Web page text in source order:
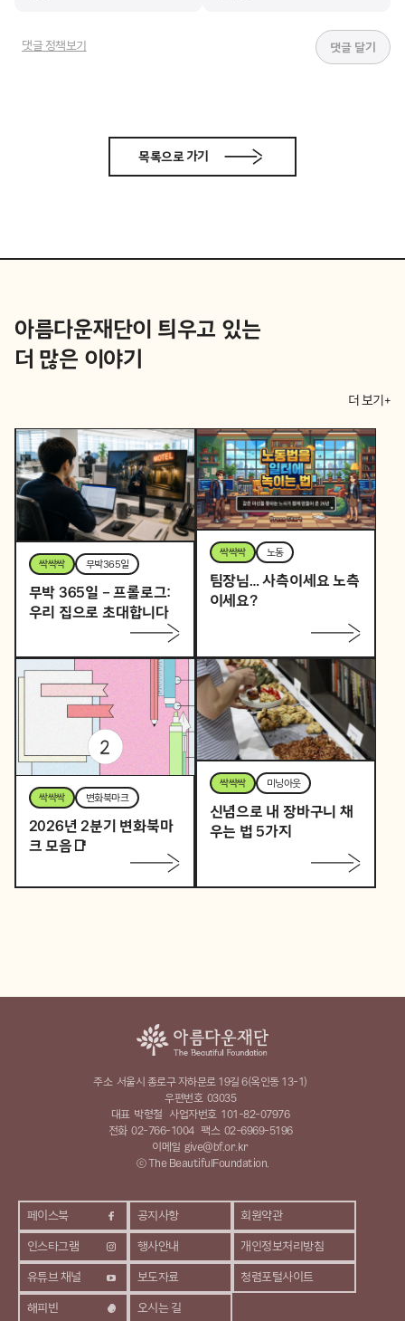
댓글 정책보기
목록으로 가기
아름다운재단이 틔우고 있는
더 많은 이야기
더 보기+
싹싹싹 무박365일
무박 365일 – 프롤로그:
우리 집으로 초대합니다
싹싹싹 노동
팀장님… 사측이세요 노측
이세요?
싹싹싹 변화북마크
2026년 2분기 변화북마
크 모음📑
싹싹싹 미닝아웃
신념으로 내 장바구니 채
우는 법 5가지
페이스북
인스타그램
유튜브 채널
해피빈
공지사항
행사안내
보도자료
오시는 길
회원약관
개인정보처리방침
청렴포털사이트
주소 서울시 종로구 자하문로 19길 6(옥인동 13-1)
우편번호 03035
대표 박형철 사업자번호 101-82-07976
전화 02-766-1004 팩스 02-6969-5196
이메일 give@bf.or.kr
ⓒ The BeautifulFoundation.